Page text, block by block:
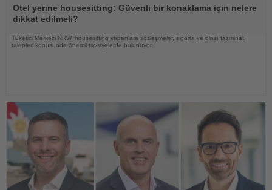
Oku
Otel yerine housesitting: Güvenli bir konaklama için nelere
dikkat edilmeli?
Tüketici Merkezi NRW, housesitting yapanlara sözleşmeler, sigorta ve olası tazminat
talepleri konusunda önemli tavsiyelerde bulunuyor